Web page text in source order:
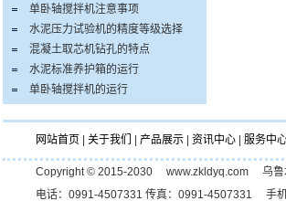
单卧轴搅拌机注意事项
水泥压力试验机的精度等级选择
混凝土取芯机钻孔的特点
水泥标准养护箱的运行
单卧轴搅拌机的运行
网站首页 关于我们 产品展示 资讯中心 服务中
Copyright © 2015-2030 www.zkldyq.com 乌鲁木
电话：0991-4507331 传真：0991-4507331 手